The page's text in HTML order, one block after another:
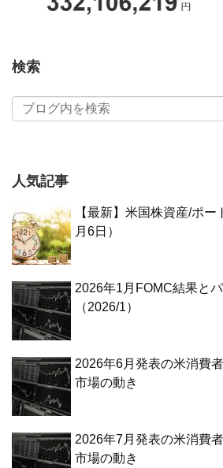
検索
人気記事
【最新】米国株資産/ポ
月6日）
2026年1月FOMC結果と
（2026/1）
2026年6月発表の米消費
市場の動き
2026年7月発表の米消費
市場の動き